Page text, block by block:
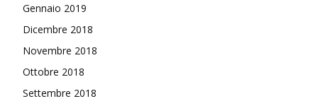
Gennaio 2019
Dicembre 2018
Novembre 2018
Ottobre 2018
Settembre 2018